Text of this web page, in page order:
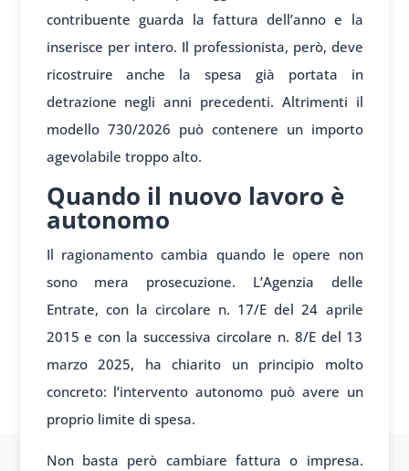
contribuente guarda la fattura dell’anno e la
inserisce per intero. Il professionista, però, deve
ricostruire anche la spesa già portata in
detrazione negli anni precedenti. Altrimenti il
modello 730/2026 può contenere un importo
agevolabile troppo alto.
Quando il nuovo lavoro è
autonomo
Il ragionamento cambia quando le opere non
sono mera prosecuzione. L’Agenzia delle
Entrate, con la circolare n. 17/E del 24 aprile
2015 e con la successiva circolare n. 8/E del 13
marzo 2025, ha chiarito un principio molto
concreto: l’intervento autonomo può avere un
proprio limite di spesa.
Non basta però cambiare fattura o impresa.